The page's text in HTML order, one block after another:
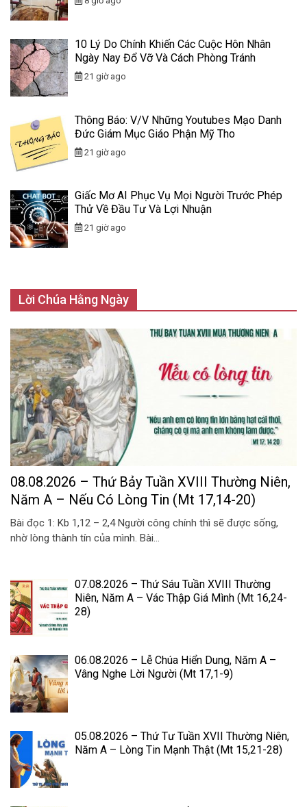
10 Lý Do Chính Khiến Các Cuộc Hôn Nhân
Ngày Nay Đổ Vỡ Và Cách Phòng Tránh
21 giờ ago
Thông Báo: V/v Những Youtubes Mạo Danh
Đức Giám Mục Giáo Phận Mỹ Tho
21 giờ ago
Giấc Mơ AI Phục Vụ Mọi Người Trước Phép
Thử Về Đầu Tư Và Lợi Nhuận
21 giờ ago
Lời Chúa Hằng Ngày
08.08.2026 – Thứ Bảy Tuần XVIII Thường Niên,
Năm A – Nếu Có Lòng Tin (Mt 17,14-20)
Bài đọc 1: Kb 1,12 – 2,4 Người công chính thì sẽ được sống,
nhờ lòng thành tín của mình. Bài...
07.08.2026 – Thứ Sáu Tuần XVIII Thường
Niên, Năm A – Vác Thập Giá Mình (Mt 16,24-
28)
06.08.2026 – Lễ Chúa Hiển Dung, Năm A –
Vâng Nghe Lời Người (Mt 17,1-9)
05.08.2026 – Thứ Tư Tuần XVII Thường Niên,
Năm A – Lòng Tin Mạnh Thật (Mt 15,21-28)